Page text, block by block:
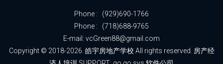
Phone : (929)690-1766
Phone : (718)688-9765
E-mail: vcGreen88@gmail.com
Copyright © 2018-2026. 皓宇房地产学校 All rights reserved. 房产经